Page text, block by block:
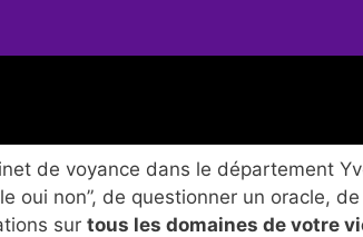
de voyance dans le département
oui non”, de questionner un oracle,
sur tous les domaines de votre